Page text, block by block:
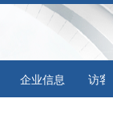
企业信息 访客